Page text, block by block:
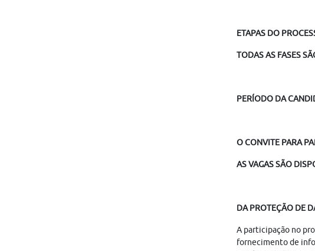
ETAPAS DO
TODAS AS FASES
PERÍODO DA
O CONVITE PARA
AS VAGAS SÃO
DA PROTEÇÃO DE
A participação no
fornecimento de